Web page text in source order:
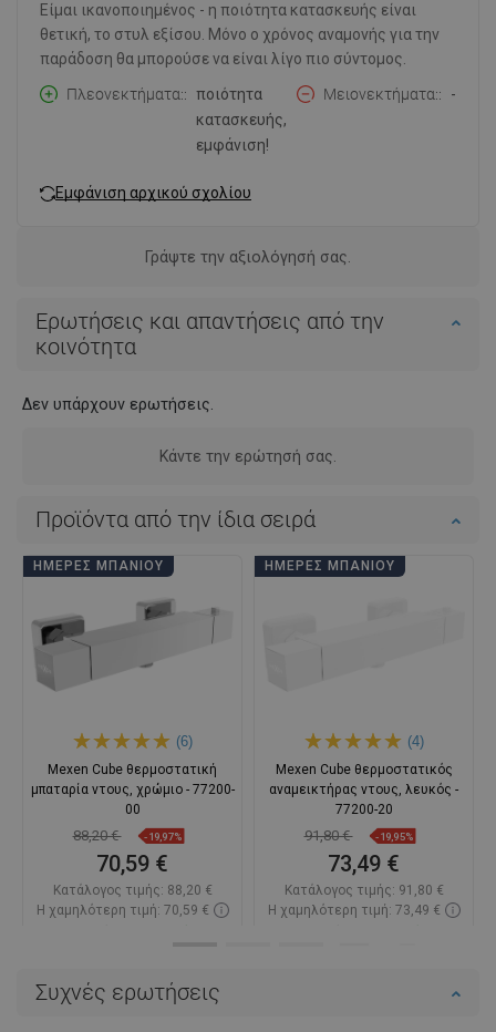
Συχνές ερωτήσεις
Είμαι ικανοποιημένος - η ποιότητα κατασκευής είναι
θετική, το στυλ εξίσου. Μόνο ο χρόνος αναμονής για την
παράδοση θα μπορούσε να είναι λίγο πιο σύντομος.
Πλεονεκτήματα:
ποιότητα
κατασκευής,
εμφάνιση!
Μειονεκτήματα: -
Εμφάνιση αρχικού σχολίου
Γράψτε την αξιολόγησή σας.
Ερωτήσεις και απαντήσεις από την
κοινότητα
Δεν υπάρχουν ερωτήσεις.
Κάντε την ερώτησή σας.
Προϊόντα από την ίδια σειρά
ΗΜΈΡΕΣ ΜΠΆΝΙΟΥ
(6)
Mexen Cube θερμοστατική
μπαταρία ντους, χρώμιο - 77200-
00
88,20 € -19,97%
70,59 €
Κατάλογος τιμής: 88,20 €
Η χαμηλότερη τιμή: 70,59 €
ΗΜΈΡΕΣ ΜΠΆΝΙΟΥ
(4)
Mexen Cube θερμοστατικός
αναμεικτήρας ντους, λευκός -
77200-20
91,80 € -19,95%
73,49 €
Κατάλογος τιμής: 91,80 €
Η χαμηλότερη τιμή: 73,49 €